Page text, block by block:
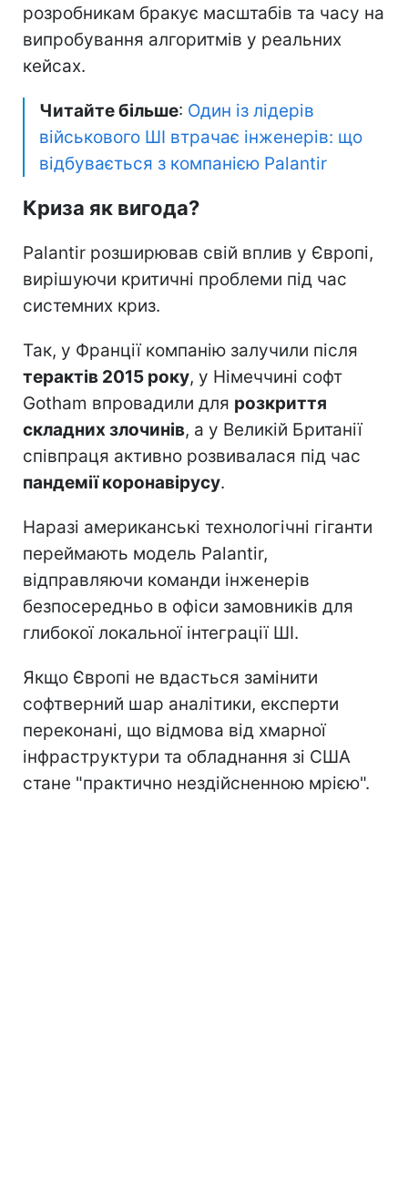
розробникам бракує масштабів та часу на
випробування алгоритмів у реальних
кейсах.
Читайте більше: Один із лідерів
військового ШІ втрачає інженерів: що
відбувається з компанією Palantir
Криза як вигода?
Palantir розширював свій вплив у Європі,
вирішуючи критичні проблеми під час
системних криз.
Так, у Франції компанію залучили після
терактів 2015 року, у Німеччині софт
Gotham впровадили для розкриття
складних злочинів, а у Великій Британії
співпраця активно розвивалася під час
пандемії коронавірусу.
Наразі американські технологічні гіганти
переймають модель Palantir,
відправляючи команди інженерів
безпосередньо в офіси замовників для
глибокої локальної інтеграції ШІ.
Якщо Європі не вдасться замінити
софтверний шар аналітики, експерти
переконані, що відмова від хмарної
інфраструктури та обладнання зі США
стане "практично нездійсненною мрією".